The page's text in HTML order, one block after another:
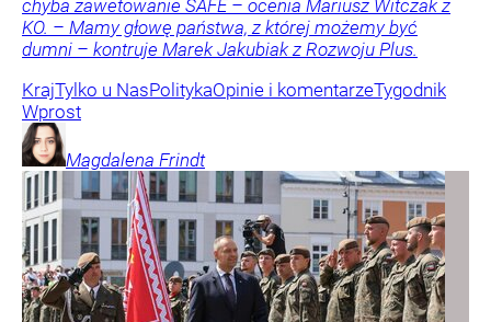
chyba zawetowanie SAFE – ocenia Mariusz Witczak z
KO. – Mamy głowę państwa, z której możemy być
dumni – kontruje Marek Jakubiak z Rozwoju Plus.
KrajTylko u NasPolitykaOpinie i komentarzeTygodnik
Wprost
Magdalena Frindt